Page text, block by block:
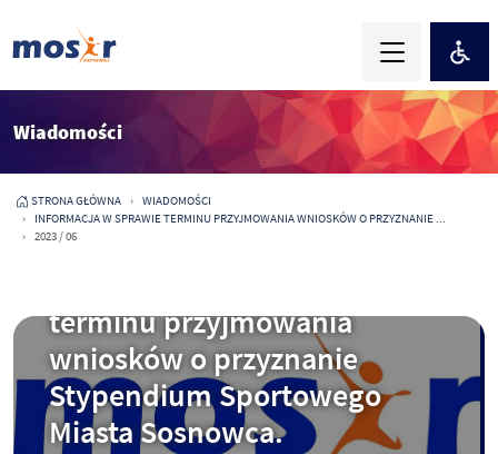
Wiadomości
STRONA GŁÓWNA
WIADOMOŚCI
INFORMACJA W SPRAWIE TERMINU PRZYJMOWANIA WNIOSKÓW O PRZYZNANIE ...
2023 / 06
terminu przyjmowania
wniosków o przyznanie
Stypendium Sportowego
Miasta Sosnowca.